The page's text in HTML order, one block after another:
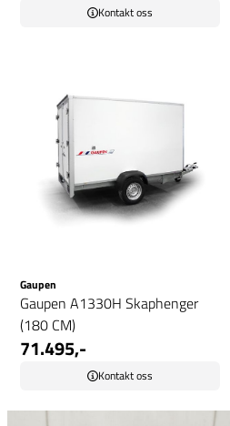
Kontakt oss
Gaupen
Gaupen A1330H Skaphenger
(180 CM)
71.495,-
Kontakt oss